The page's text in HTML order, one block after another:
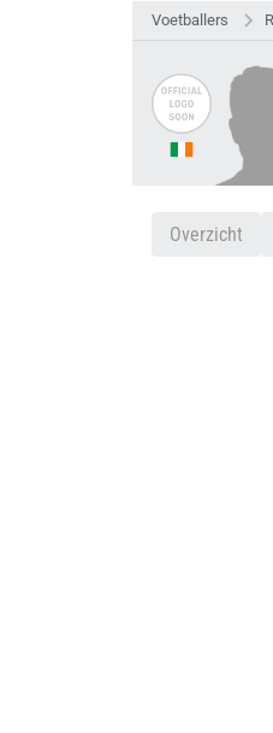
Voetballers
Overzicht